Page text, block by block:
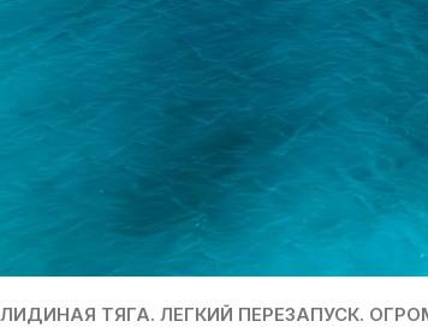
ЛИДИНАЯ ТЯГА. ЛЕГКИЙ ПЕРЕЗАПУСК.